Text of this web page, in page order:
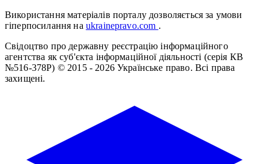
Використання матеріалів порталу дозволяється за умови
гіперпосилання на ukrainepravo.com .
Свідоцтво про державну реєстрацію інформаційного
агентства як суб'єкта інформаційної діяльності (серія КВ
№516-378Р) © 2015 - 2026 Українське право. Всі права
захищені.